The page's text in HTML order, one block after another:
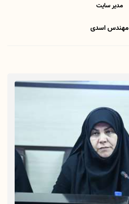
مدیر سایت
مهندس اسدی